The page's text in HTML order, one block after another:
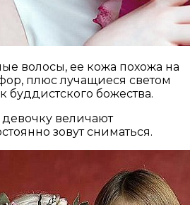
волосы, ее кожа похожа на
плюс лучащиеся светом
буддистского божества.
величают
зовут сниматься.